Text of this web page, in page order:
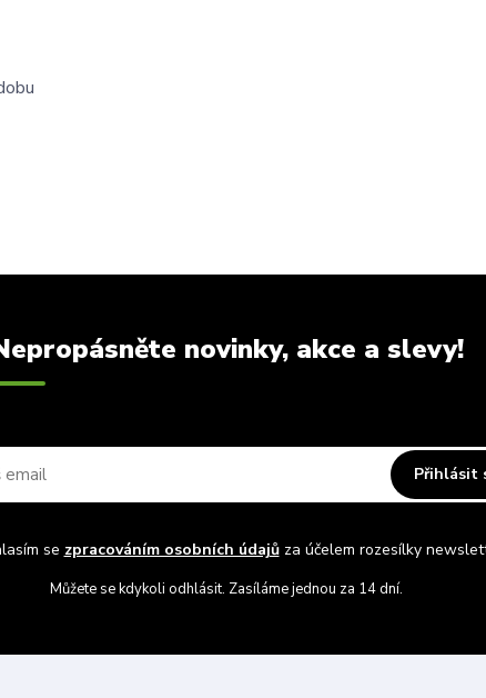
novinky, akce a slevy!
Přihlásit
se zpracováním osobních údajůza účelem rozesílky
Můžete se kdykoli odhlásit. Zasíláme jednou za 14 dní.